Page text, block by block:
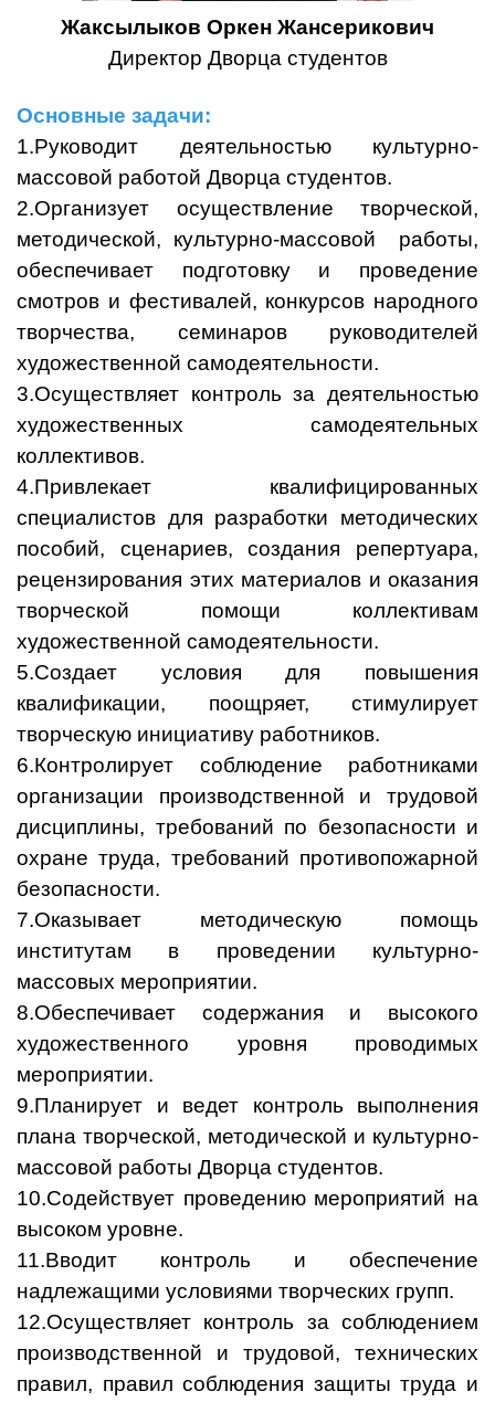
Жаксылыков Оркен Жансерикович
Директор Дворца студентов
Основные задачи:
1.Руководит деятельностью культурно-
массовой работой Дворца студентов.
2.Организует осуществление творческой,
методической, культурно-массовой работы,
обеспечивает подготовку и проведение
смотров и фестивалей, конкурсов народного
творчества, семинаров руководителей
художественной самодеятельности.
3.Осуществляет контроль за деятельностью
художественных самодеятельных
коллективов.
4.Привлекает квалифицированных
специалистов для разработки методических
пособий, сценариев, создания репертуара,
рецензирования этих материалов и оказания
творческой помощи коллективам
художественной самодеятельности.
5.Создает условия для повышения
квалификации, поощряет, стимулирует
творческую инициaтивy работников.
6.Контролирует соблюдение работниками
организации производственной и трудовой
дисциплины, требований по безопасности и
охране труда, требований противопожарной
безопасности.
7.Оказывает методическую помощь
институтам в проведении культурно-
массовых мероприятии.
8.Обеспечивает содержания и высокого
художественного уровня проводимых
мероприятии.
9.Планирует и ведет контроль выполнения
плана творческой, методической и культурно-
массовой работы Дворца студентов.
10.Содействует проведению мероприятий на
высоком уровне.
11.Вводит контроль и обеспечение
надлежащими условиями творческих групп.
12.Осуществляет контроль за соблюдением
производственной и трудовой, технических
правил, правил соблюдения защиты труда и